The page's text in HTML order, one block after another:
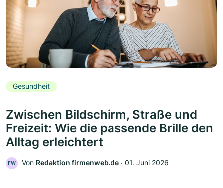
Gesundheit
Zwischen Bildschirm, Straße und
Freizeit: Wie die passende Brille den
Alltag erleichtert
FW Von Redaktion firmenweb.de ‧ 01. Juni 2026